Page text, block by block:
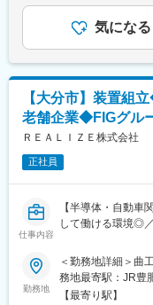
変更の範囲：会社
- 半導体製造後工
- 自動車関連部品
- ロボット関連技
1979年に設立され
2018年からはFIG
務所と大分市の2
を掲げ、フラット
- 大手企業との取
す。
きます。
- 平均勤続年数が
す。
す。月給(月額)は
気になる
【大分市】装置組
老舗企業◆FIGグル
ＲＥＡＬＩＺＥ株式会社
正社員
仕事内容
【半導体・自動車
して働ける環境◎
ら製作・完成まで
してロボット関連
開発制作】
勤務地
＜勤務地詳細＞曲
務地最寄駅：JR豊
の範囲：会社の定
【最寄り駅】